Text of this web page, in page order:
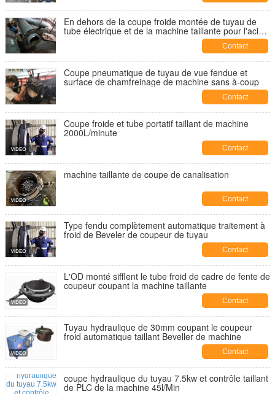
En dehors de la coupe froide montée de tuyau de
tube électrique et de la machine taillante pour l'acier
Contact
Coupe pneumatique de tuyau de vue fendue et
surface de chamfreinage de machine sans à-coup
Contact
Coupe froide et tube portatif taillant de machine
2000L/minute
Contact
machine taillante de coupe de canalisation
Contact
Type fendu complètement automatique traitement à
froid de Beveler de coupeur de tuyau
Contact
L'OD monté sifflent le tube froid de cadre de fente de
coupeur coupant la machine taillante
Contact
Tuyau hydraulique de 30mm coupant le coupeur
froid automatique taillant Beveller de machine
Contact
coupe hydraulique du tuyau 7.5kw et contrôle taillant
de PLC de la machine 45l/Min